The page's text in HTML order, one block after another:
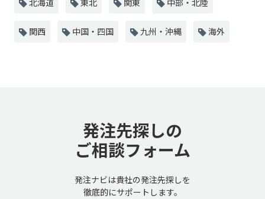
北海道 東北 関東 中部・北陸
関西 中国・四国 九州・沖縄 海外
発注先探しの
ご相談フォーム
発注ナビは貴社の発注先探しを
徹底的にサポートします。